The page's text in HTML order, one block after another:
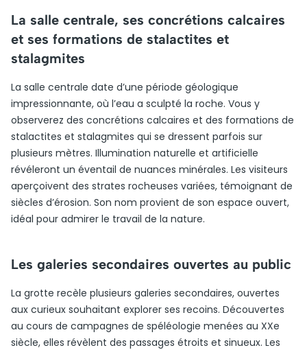
La salle centrale, ses concrétions calcaires
et ses formations de stalactites et
stalagmites
La salle centrale date d’une période géologique
impressionnante, où l’eau a sculpté la roche. Vous y
observerez des concrétions calcaires et des formations de
stalactites et stalagmites qui se dressent parfois sur
plusieurs mètres. Illumination naturelle et artificielle
révéleront un éventail de nuances minérales. Les visiteurs
aperçoivent des strates rocheuses variées, témoignant de
siècles d’érosion. Son nom provient de son espace ouvert,
idéal pour admirer le travail de la nature.
Les galeries secondaires ouvertes au public
La grotte recèle plusieurs galeries secondaires, ouvertes
aux curieux souhaitant explorer ses recoins. Découvertes
au cours de campagnes de spéléologie menées au XXe
siècle, elles révèlent des passages étroits et sinueux. Les